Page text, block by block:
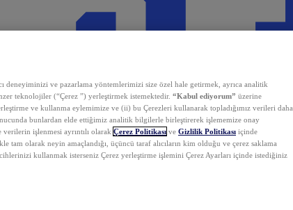
deneyiminizi ve pazarlama yöntemlerimizi size özel hale getirmek, ayrıca analitik
teknolojiler (“Çerez ”) yerleştirmek istemektedir. “Kabul ediyorum” üzerine
ve kullanma eylemimize ve (ii) bu Çerezleri kullanarak topladığımız verileri daha
bunlardan elde ettiğimiz analitik bilgilerle birleştirerek işlememize onay
işlenmesi ayrıntılı olarak Çerez Politikası ve Gizlilik Politikası içinde
tam olarak neyin amaçlandığı, üçüncü taraf alıcıların kim olduğu ve çerez saklama
kullanmak isterseniz Çerez yerleştirme işlemini Çerez Ayarları içinde istediğiniz